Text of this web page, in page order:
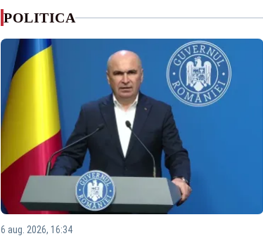
POLITICA
6 aug. 2026, 16:34